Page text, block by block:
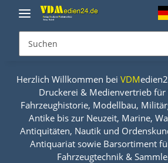
Herzlich Willkommen bei VDM
Druckerei & Medienvertrieb
Fahrzeughistorie, Modellbau,
Antike bis zur Neuzeit, Marine,
Antiquitäten, Nautik und
Antiquariat sowie Barsortiment
Fahrzeugtechnik &